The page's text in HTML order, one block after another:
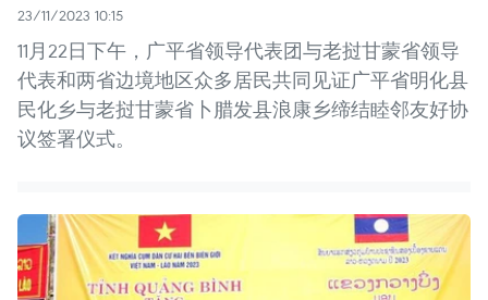
23/11/2023 10:15
11月22日下午，广平省领导代表团与老挝甘蒙省领导
代表和两省边境地区众多居民共同见证广平省明化县
民化乡与老挝甘蒙省卜腊发县浪康乡缔结睦邻友好协
议签署仪式。 ​